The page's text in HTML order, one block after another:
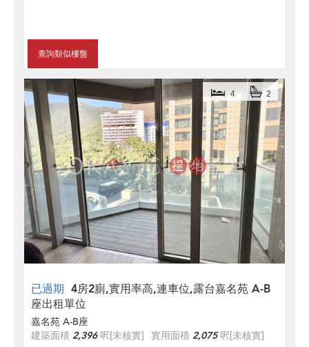
查詢類似樓盤
已過期 4房2廁,實用率高,連車位,露台嘉名苑 A-B
座出租單位
4 2
嘉名苑 A-B座
建築面積 2,396呎[未核實] 實用面積 2,075呎[未核實]